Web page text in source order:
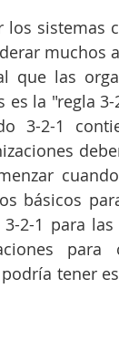
los sistemas
muchos
que las
la "regla
3-2-1
básicos
2-1 para
tener